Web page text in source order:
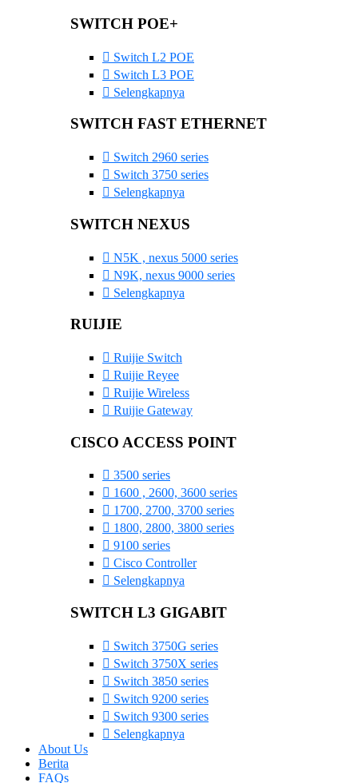
SWITCH POE+
Switch L2 POE
Switch L3 POE
Selengkapnya
SWITCH FAST ETHERNET
Switch 2960 series
Switch 3750 series
Selengkapnya
SWITCH NEXUS
N5K , nexus 5000 series
N9K, nexus 9000 series
Selengkapnya
RUIJIE
Ruijie Switch
Ruijie Reyee
Ruijie Wireless
Ruijie Gateway
CISCO ACCESS POINT
3500 series
1600 , 2600, 3600 series
1700, 2700, 3700 series
1800, 2800, 3800 series
9100 series
Cisco Controller
Selengkapnya
SWITCH L3 GIGABIT
Switch 3750G series
Switch 3750X series
Switch 3850 series
Switch 9200 series
Switch 9300 series
Selengkapnya
About Us
Berita
FAQs